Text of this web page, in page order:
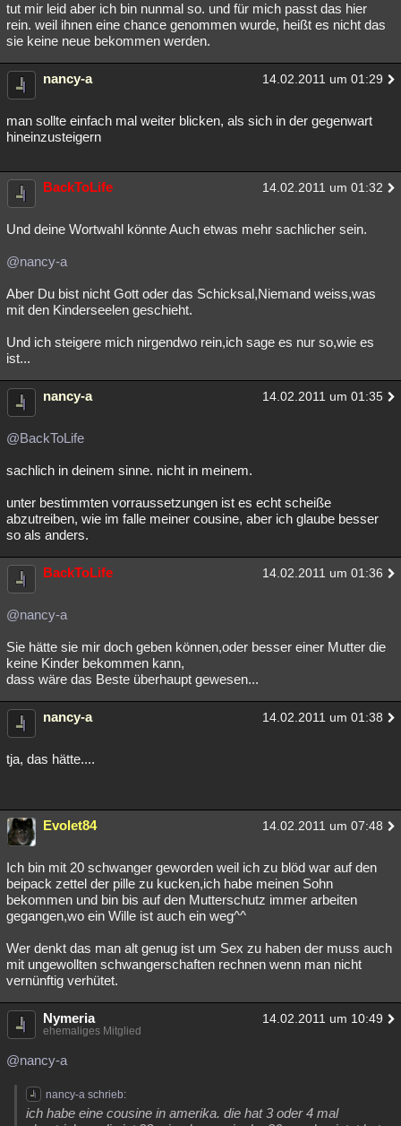
tut mir leid aber ich bin nunmal so. und für mich passt das hier
rein. weil ihnen eine chance genommen wurde, heißt es nicht das
sie keine neue bekommen werden.
nancy-a 14.02.2011 um 01:29
man sollte einfach mal weiter blicken, als sich in der gegenwart
hineinzusteigern
BackToLife 14.02.2011 um 01:32
Und deine Wortwahl könnte Auch etwas mehr sachlicher sein.
@nancy-a
Aber Du bist nicht Gott oder das Schicksal,Niemand weiss,was
mit den Kinderseelen geschieht.
Und ich steigere mich nirgendwo rein,ich sage es nur so,wie es
ist...
nancy-a 14.02.2011 um 01:35
@BackToLife
sachlich in deinem sinne. nicht in meinem.
unter bestimmten vorraussetzungen ist es echt scheiße
abzutreiben, wie im falle meiner cousine, aber ich glaube besser
so als anders.
BackToLife 14.02.2011 um 01:36
@nancy-a
Sie hätte sie mir doch geben können,oder besser einer Mutter die
keine Kinder bekommen kann,
dass wäre das Beste überhaupt gewesen...
nancy-a 14.02.2011 um 01:38
tja, das hätte....
Evolet84 14.02.2011 um 07:48
Ich bin mit 20 schwanger geworden weil ich zu blöd war auf den
beipack zettel der pille zu kucken,ich habe meinen Sohn
bekommen und bin bis auf den Mutterschutz immer arbeiten
gegangen,wo ein Wille ist auch ein weg^^
Wer denkt das man alt genug ist um Sex zu haben der muss auch
mit ungewollten schwangerschaften rechnen wenn man nicht
vernünftig verhütet.
Nymeria 14.02.2011 um 10:49
ehemaliges Mitglied
@nancy-a
nancy-a schrieb:
ich habe eine cousine in amerika. die hat 3 oder 4 mal